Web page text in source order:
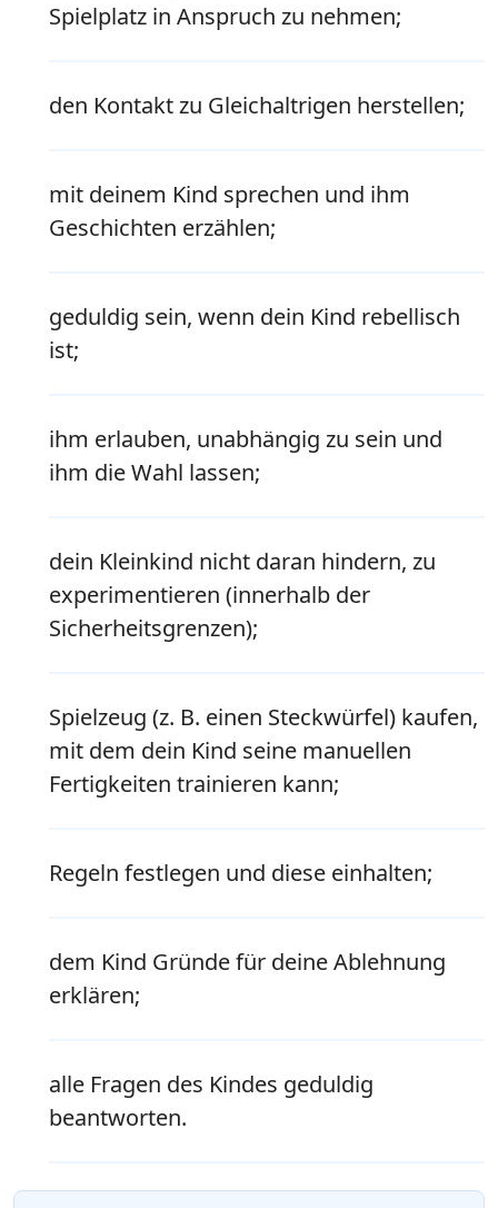
Spielplatz in Anspruch zu nehmen;
den Kontakt zu Gleichaltrigen herstellen;
mit deinem Kind sprechen und ihm
Geschichten erzählen;
geduldig sein, wenn dein Kind rebellisch
ist;
ihm erlauben, unabhängig zu sein und
ihm die Wahl lassen;
dein Kleinkind nicht daran hindern, zu
experimentieren (innerhalb der
Sicherheitsgrenzen);
Spielzeug (z. B. einen Steckwürfel) kaufen,
mit dem dein Kind seine manuellen
Fertigkeiten trainieren kann;
Regeln festlegen und diese einhalten;
dem Kind Gründe für deine Ablehnung
erklären;
alle Fragen des Kindes geduldig
beantworten.